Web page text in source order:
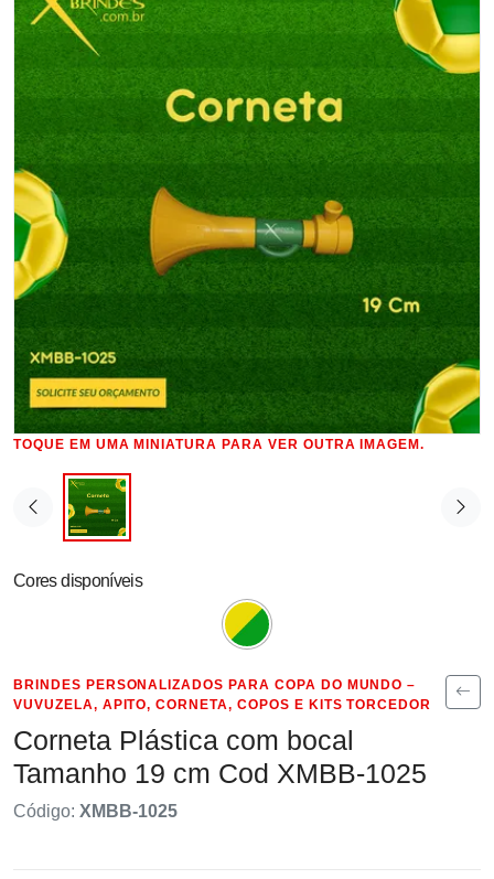
TOQUE EM UMA MINIATURA PARA VER OUTRA IMAGEM.
Cores disponíveis
BRINDES PERSONALIZADOS PARA COPA DO MUNDO –
VUVUZELA, APITO, CORNETA, COPOS E KITS TORCEDOR
Corneta Plástica com bocal
Tamanho 19 cm Cod XMBB-1025
Código: XMBB-1025